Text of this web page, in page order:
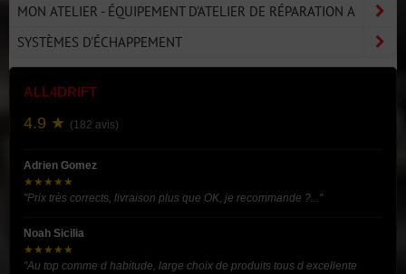
MON ATELIER - ÉQUIPEMENT D'ATELIER DE RÉPARATION A
SYSTÈMES D'ÉCHAPPEMENT
ALL4DRIFT
4.9 ★ (182 avis)
Adrien Gomez
★★★★★
"Prix très corrects, livraison plus que OK, je recommande ?..."
Noah Sicilia
★★★★★
"Au top comme d habitude, large choix de produits tous d excellente